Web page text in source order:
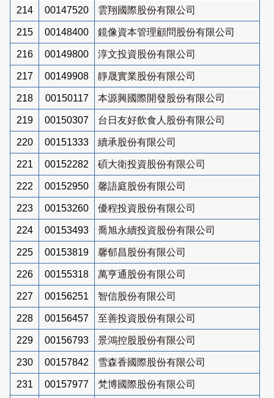
214 00147520 雲翔國際股份有限公司
215 00148400 鏡像資本管理顧問股份有限公司
216 00149800 淳文投資股份有限公司
217 00149908 靜晟實業股份有限公司
218 00150117 本源興國際開發股份有限公司
219 00150307 台日友好飲食人股份有限公司
220 00151333 續承股份有限公司
221 00152282 碩大衛投資股份有限公司
222 00152950 馨語庭股份有限公司
223 00153260 優程投資股份有限公司
224 00153493 喬旭永續投資股份有限公司
225 00153819 馨郁昌股份有限公司
226 00155318 萬亨通股份有限公司
227 00156251 智信股份有限公司
228 00156457 至善投資股份有限公司
229 00156793 景鴻控股股份有限公司
230 00157842 雪森香國際股份有限公司
231 00157977 梵博國際股份有限公司